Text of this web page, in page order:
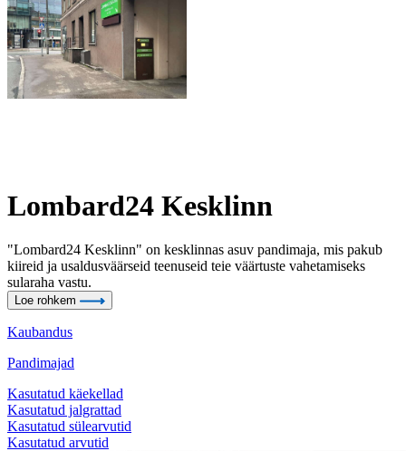
Lombard24 Kesklinn
"Lombard24 Kesklinn" on kesklinnas asuv pandimaja, mis pakub
kiireid ja usaldusväärseid teenuseid teie väärtuste vahetamiseks
sularaha vastu.
Loe rohkem
Kaubandus
Pandimajad
Kasutatud käekellad
Kasutatud jalgrattad
Kasutatud sülearvutid
Kasutatud arvutid